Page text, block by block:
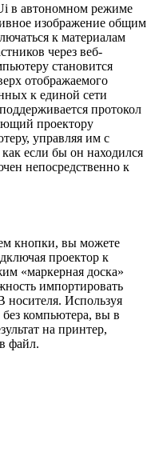
в автономном режиме
изображение общим
к материалам
через веб-
становится
отображаемого
к единой сети
протокол
проектору
управляя им с
если бы он находился
непосредственно к
кнопки, вы можете
проектор к
«маркерная доска»
импортировать
носителя. Используя
компьютера, вы в
на принтер,
файл.